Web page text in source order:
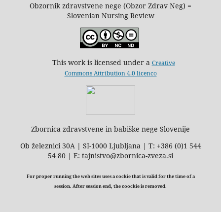
Obzornik zdravstvene nege (Obzor Zdrav Neg) =
Slovenian Nursing Review
This work is licensed under a Creative
Commons Attribution 4.0 licenco
Zbornica zdravstvene in babiške nege Slovenije
Ob železnici 30A | SI-1000 Ljubljana | T: +386 (0)1 544
54 80 | E: tajnistvo@zbornica-zveza.si
For proper running the web sites uses a cockie that is valid for the time of a
session. After session end, the coockie is removed.